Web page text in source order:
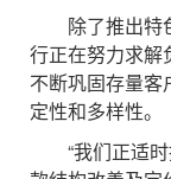
除了推出特色
行正在努力求解
不断巩固存量客
定性和多样性。
“我们正适时